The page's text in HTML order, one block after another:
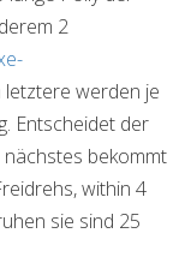
2
letztere werden je
Entscheidet der
bekommt
within 4
sie sind 25